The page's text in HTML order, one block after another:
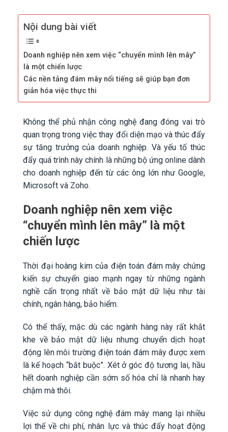
Nội dung bài viết
Doanh nghiệp nên xem việc “chuyển mình lên mây”
là một chiến lược
Các nền tảng đám mây nổi tiếng sẽ giúp bạn đơn
giản hóa việc thực thi
Không thể phủ nhận công nghệ đang đóng vai trò
quan trọng trong việc thay đổi diện mạo và thúc đẩy
sự tăng trưởng của doanh nghiệp. Và yếu tố thúc
đẩy quá trình này chính là những bộ ứng online dành
cho doanh nghiệp đến từ các ông lớn như Google,
Microsoft và Zoho.
Doanh nghiệp nên xem việc
“chuyển mình lên mây” là một
chiến lược
Thời đại hoàng kim của điện toán đám mây chứng
kiến sự chuyển giao mạnh ngay từ những ngành
nghề cẩn trọng nhất về bảo mật dữ liệu như tài
chính, ngân hàng, bảo hiểm.
Có thể thấy, mặc dù các ngành hàng này rất khắt
khe về bảo mật dữ liệu nhưng chuyển dịch hoạt
động lên môi trường điện toán đám mây được xem
là kế hoạch “bắt buộc”. Xét ở góc độ tương lai, hầu
hết doanh nghiệp cần sớm số hóa chỉ là nhanh hay
chậm mà thôi.
Việc sử dụng công nghệ đám mây mang lại nhiều
lợi thế về chi phí, nhân lực và thúc đẩy hoạt động